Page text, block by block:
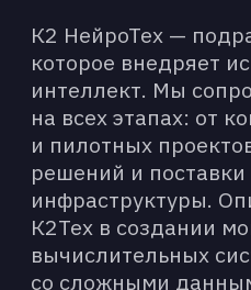
высокопроизводительного
кластера для научных
исследований и обучения
нейросетей
НОВОСИБИРСКИЙ
СУПЕРКОМПЬЮТЕР
«ОРАКУЛ» (НГУ)
по версии Global CIO
Победитель конкурса
«Проект года 2023»